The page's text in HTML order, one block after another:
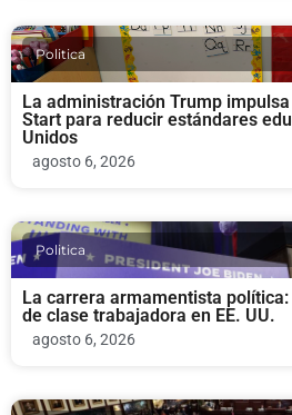
Politica
La administración Trump
Start para reducir estándares
Unidos
agosto 6, 2026
Politica
La carrera armamentista
de clase trabajadora en EE. UU.
agosto 6, 2026